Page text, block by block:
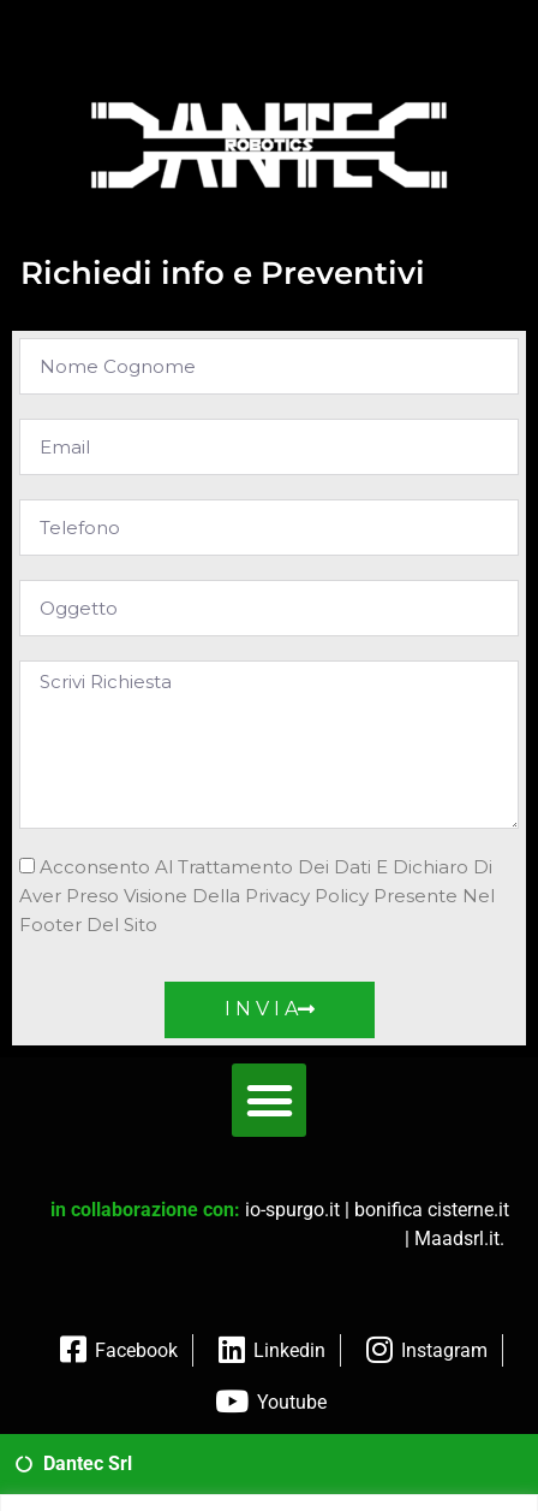
Richiedi info e Preventivi
Acconsento Al Trattamento Dei Dati E Dichiaro Di
Aver Preso Visione Della Privacy Policy Presente Nel
Footer Del Sito
I N V I A
in collaborazione con: io-spurgo.it | bonifica cisterne.it
| Maadsrl.it.
Facebook Linkedin Instagram
Youtube
Dantec Srl